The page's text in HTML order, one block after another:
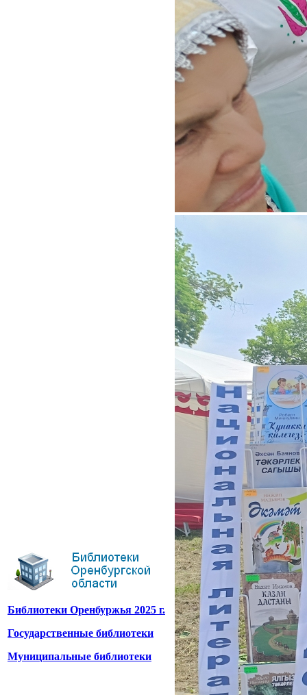
Библиотеки Оренбуржья 2025 г.
Государственные библиотеки
Муниципальные библиотеки